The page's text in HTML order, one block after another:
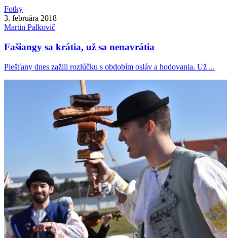
Fotky
3. februára 2018
Martin Palkovič
Fašiangy sa krátia, už sa nenavrátia
Piešťany dnes zažili rozlúčku s obdobím osláv a hodovania. Už ...